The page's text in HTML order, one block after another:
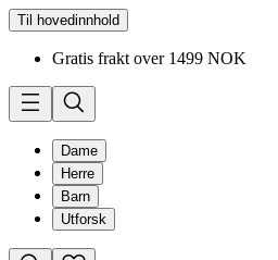
Til hovedinnhold
Gratis frakt over 1499 NOK
Dame
Herre
Barn
Utforsk